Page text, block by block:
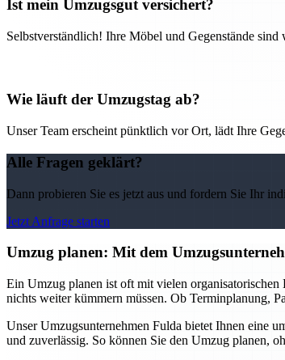
Ist mein Umzugsgut versichert?
Selbstverständlich! Ihre Möbel und Gegenstände sind
Wie läuft der Umzugstag ab?
Unser Team erscheint pünktlich vor Ort, lädt Ihre
Alle Fragen geklärt?
Dann probieren Sie es jetzt aus und fordern Sie Ihr
Jetzt Anfrage starten
Umzug planen: Mit dem
Ein Umzug planen ist oft mit vielen
nichts weiter kümmern müssen. Ob Terminplanung,
Unser Umzugsunternehmen Fulda bietet Ihnen eine
und zuverlässig. So können Sie den Umzug planen,